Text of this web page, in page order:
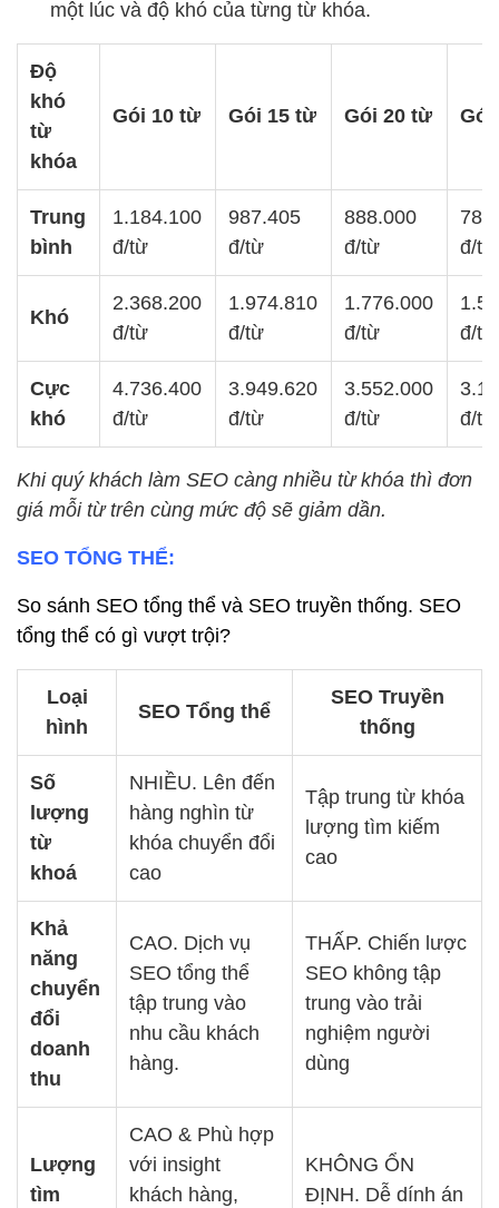
một lúc và độ khó của từng từ khóa.
Độ
khó
từ
khóa
Gói 10 từ Gói 15 từ Gói 20 từ Gói
Trung
bình
1.184.100
đ/từ
987.405
đ/từ
888.000
đ/từ
đ/từ
Khó
2.368.200
đ/từ
1.974.810
đ/từ
1.776.000
đ/từ
đ/từ
Cực
khó
4.736.400
đ/từ
3.949.620
đ/từ
3.552.000
đ/từ
đ/từ
Khi quý khách làm SEO càng nhiều từ khóa thì đơn
giá mỗi từ trên cùng mức độ sẽ giảm dần.
SEO TỔNG THỂ:
So sánh SEO tổng thể và SEO truyền thống. SEO
tổng thể có gì vượt trội?
Loại
hình
SEO Tổng thể
SEO Truyền
thống
Số
lượng
từ
khoá
NHIỀU. Lên đến
hàng nghìn từ
khóa chuyển đổi
cao
Tập trung từ khóa
lượng tìm kiếm
cao
Khả
năng
chuyển
đổi
doanh
thu
CAO. Dịch vụ
SEO tổng thể
tập trung vào
nhu cầu khách
hàng.
THẤP. Chiến lược
SEO không tập
trung vào trải
nghiệm người
dùng
Lượng
tìm
CAO & Phù hợp
với insight
khách hàng,
KHÔNG ỔN
ĐỊNH. Dễ dính án